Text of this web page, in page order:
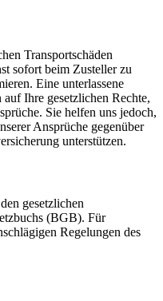
Transportschäden
sofort beim Zusteller zu
Eine unterlassene
Ihre gesetzlichen Rechte,
Sie helfen uns jedoch,
Ansprüche gegenüber
unterstützen.
gesetzlichen
(BGB). Für
Regelungen des